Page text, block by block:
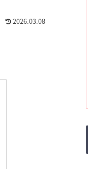
2026.03.08